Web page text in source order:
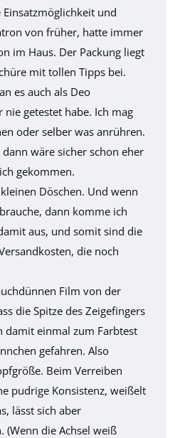
und
von früher, hatte immer
im Haus. Der Packung liegt
mit tollen Tipps bei.
es auch als Deo
getestet habe. Ich mag
oder selber was anrühren.
wäre sicher schon eher
gekommen.
Döschen. Und wenn
dann komme ich
aus, und somit sind die
die noch
Film von der
die Spitze des Zeigefingers
damit einmal zum Farbtest
gefahren. Also
Beim Verreiben
pudrige Konsistenz, weißelt
lässt sich aber
(Wenn die Achsel weiß